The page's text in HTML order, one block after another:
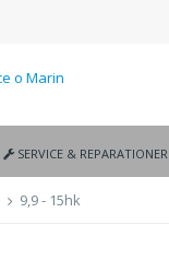
SERVICE & REPARATIONER
9,9 - 15hk